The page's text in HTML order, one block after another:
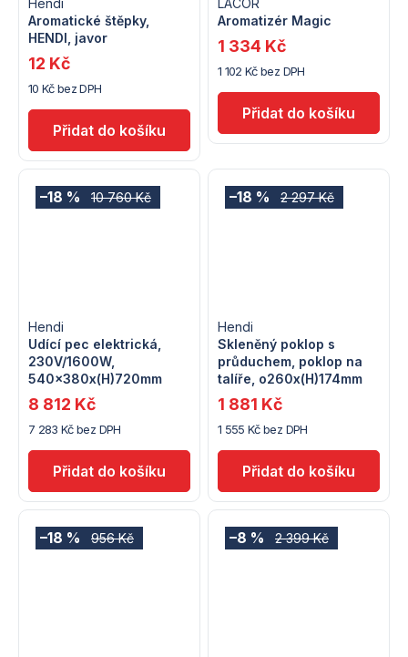
Aromatické štěpky,
HENDI, javor
Hendi
10 Kč bez DPH
12 Kč
Aromatizér Magic
LACOR
1 102 Kč bez DPH
1 334 Kč
10 760 Kč
–18 %
Udící pec elektrická,
230V/1600W,
540x380x(H)720mm
Hendi
7 283 Kč bez DPH
8 812 Kč
2 297 Kč
–18 %
Skleněný poklop s
průduchem, poklop na
talíře, o260x(H)174mm
Hendi
1 555 Kč bez DPH
1 881 Kč
956 Kč
–18 % 2 399 Kč
–8 %